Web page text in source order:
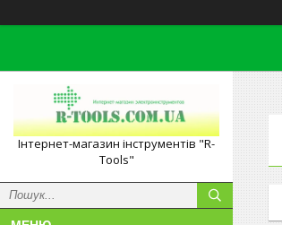
Інтернет-магазин інструментів "R-
Tools"